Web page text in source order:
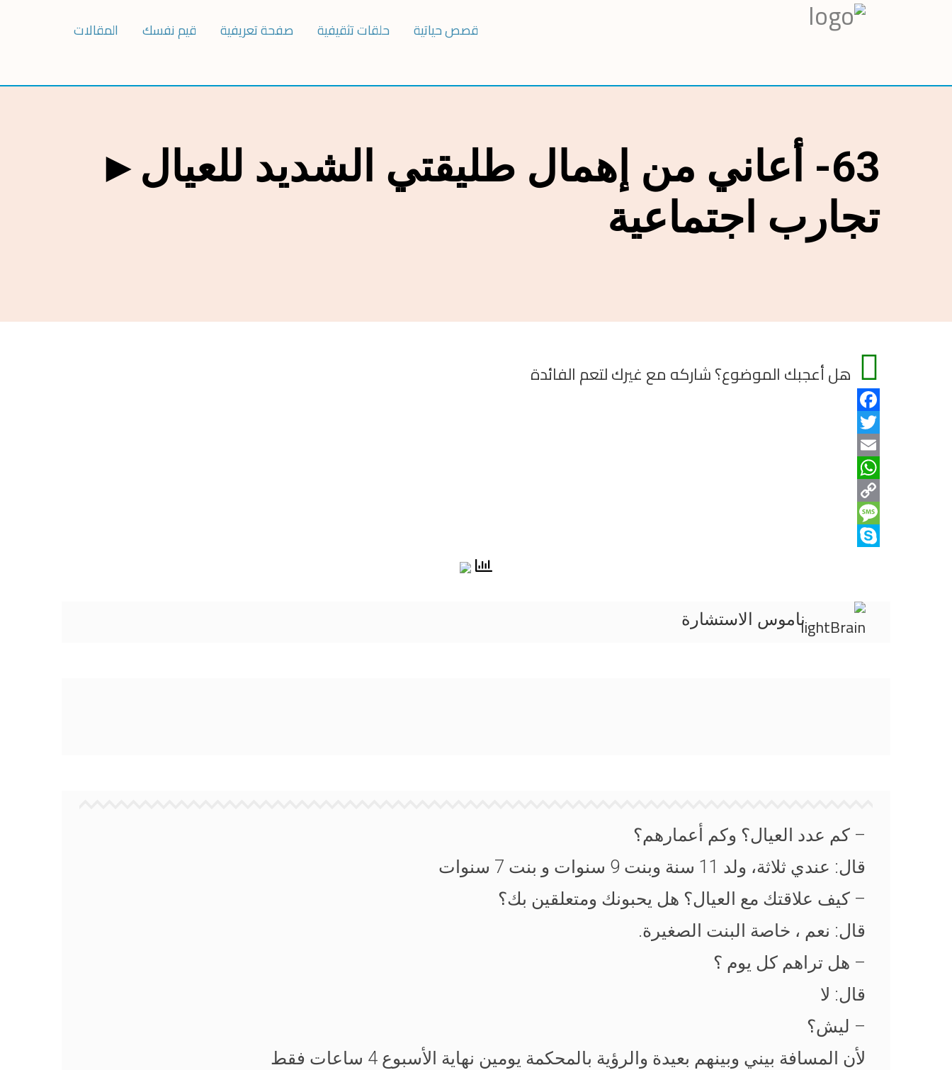
المقالات قيم نفسك صفحة تعريفية حلقات تثقيفية قصص حياتية
63- أعاني من إهمال طليقتي الشديد للعيال►
تجارب اجتماعية
هل أعجبك الموضوع؟ شاركه مع غيرك لتعم الفائدة
Facebook
Twitter
Email
WhatsApp
Copy
Link
Message
ناموس الاستشارة
– كم عدد العيال؟ وكم أعمارهم؟
قال: عندي ثلاثة، ولد 11 سنة وبنت 9 سنوات و بنت 7 سنوات
– كيف علاقتك مع العيال؟ هل يحبونك ومتعلقين بك؟
قال: نعم ، خاصة البنت الصغيرة.
– هل تراهم كل يوم ؟
قال: لا
– ليش؟
لأن المسافة بيني وبينهم بعيدة والرؤية بالمحكمة يومين نهاية الأسبوع 4 ساعات فقط